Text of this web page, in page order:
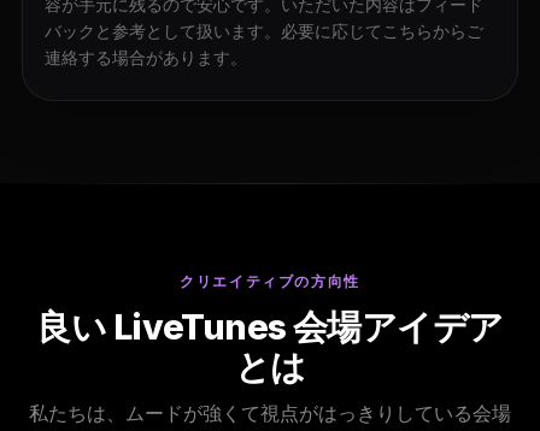
バックと参考として扱います。必要に応じてこちらからご
連絡する場合があります。
クリエイティブの方向性
良い LiveTunes 会場アイデア
とは
私たちは、ムードが強くて視点がはっきりしている会場